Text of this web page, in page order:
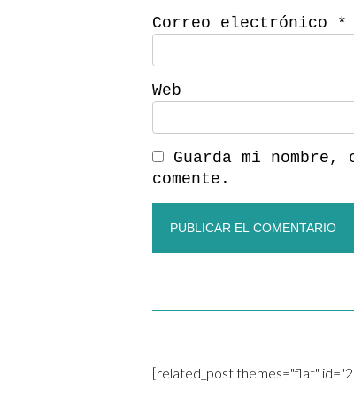
Correo electrónico *
Web
Guarda mi
comente.
[related_post themes="flat"